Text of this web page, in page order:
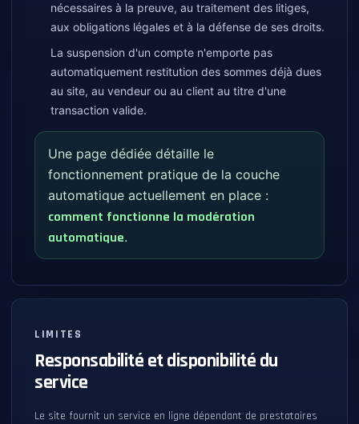
nécessaires à la preuve, au traitement des litiges,
aux obligations légales et à la défense de ses droits.
La suspension d'un compte n'emporte pas
automatiquement restitution des sommes déjà dues
au site, au vendeur ou au client au titre d'une
transaction valide.
Une page dédiée détaille le
fonctionnement pratique de la couche
automatique actuellement en place :
comment fonctionne la modération
automatique.
LIMITES
Responsabilité et disponibilité du
service
Le site fournit un service en ligne dépendant de prestataires